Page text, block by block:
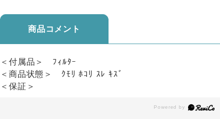
商品コメント
＜付属品＞ ﾌｨﾙﾀｰ
＜商品状態＞ ｸﾓﾘ ﾎｺﾘ ｽﾚ ｷｽﾞ
＜保証＞